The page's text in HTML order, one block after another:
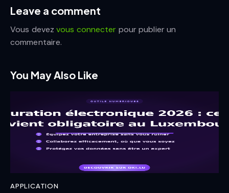
Leave a comment
Vous devezvous connecter pour publier un
commentaire.
You May Also Like
APPLICATION